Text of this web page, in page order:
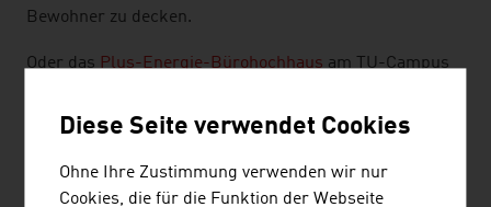
Bewohner zu decken.
Oder das Plus-Energie-Bürohochhaus am TU-Campus
das mehr Energie ins Stromnetz speist, als für den
Und dann noch das Holzhochhaus „ HoHo Wien
Diese Seite verwendet Cookies
Ohne Ihre Zustimmung verwenden wir nur
Cookies, die für die Funktion der Webseite